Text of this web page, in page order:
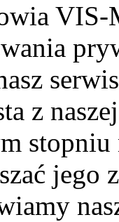
z
stopniu
jego